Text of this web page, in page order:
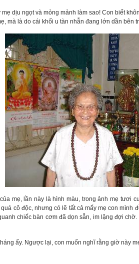
dịu ngọt và mỏng mảnh làm sao! Con biết
mà là do cái khối u tàn nhẫn đang lớn dần bên
mẹ, lần này là hình màu, trong ảnh mẹ
cô độc, nhưng có lẽ tất cả mấy mẹ con
chiếc bàn cơm đã dọn sẵn, im lặng đợi
ấy. Ngược lại, con muốn nghĩ rằng giờ này